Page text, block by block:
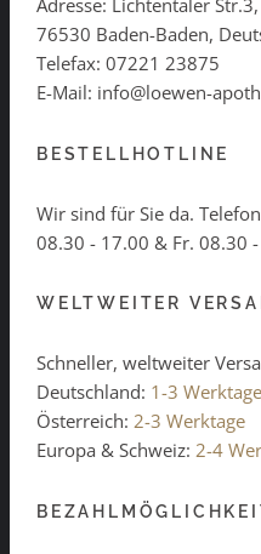
Adresse: Lichtentaler Str.3,
76530 Baden-Baden,
Telefax: 07221 23875
E-Mail: info@loewen-
BESTELLHOTLINE
Wir sind für Sie da.
08.30 - 17.00 & Fr. 08.30
WELTWEITER
Schneller, weltweiter
Deutschland: 1-3 Werktage
Österreich: 2-3 Werktage
Europa & Schweiz: 2-4